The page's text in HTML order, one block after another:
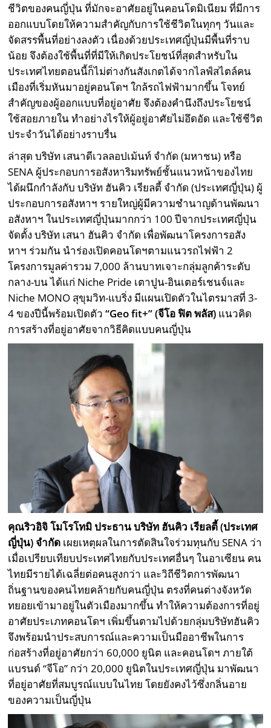
ชีวิตของคนญี่ปุ่น ที่มักจะอาศัยอยู่ในคอนโดมิเนียม ที่มีการ
ออกแบบโดยให้ความสำคัญกับการใช้ชีวิตในทุกๆ วันและ
จัดสรรพื้นที่อย่างลงตัว เนื่องด้วยประเทศญี่ปุ่นมีพื้นที่ราบ
น้อย จึงต้องใช้พื้นที่ที่มีให้เกิดประโยชน์ที่สุดสำหรับใน
ประเทศไทยตอนนี้ก็ไม่ต่างกันสังเกตได้จากไลฟ์สไตล์คน
เมืองที่เริ่มหันมาอยู่คอนโดฯ ใกล้รถไฟฟ้ามากขึ้น โจทย์
สำคัญของผู้ออกแบบที่อยู่อาศัย จึงต้องคำนึงถึงประโยชน์
ใช้สอยภายใน ทำอย่างไรให้ผู้อยู่อาศัยไม่อึดอัด และใช้ชีวิต
ประจำวันได้อย่างราบรื่น
ล่าสุด บริษัท เสนาดีเวลลอปเม้นท์ จำกัด (มหาชน) หรือ
SENA ผู้ประกอบการอสังหาริมทรัพย์ชั้นแนวหน้าของไทย
ได้ผนึกกำลังกับ บริษัท ฮันคิว เรียลตี้ จำกัด (ประเทศญี่ปุ่น) ผู้
ประกอบการอสังหาฯ รายใหญ่ผู้มีความชำนาญด้านพัฒนา
อสังหาฯ ในประเทศญี่ปุ่นมากกว่า 100 ปีจากประเทศญี่ปุ่น
จัดตั้ง บริษัท เสนา ฮันคิว จำกัด เพื่อพัฒนาโครงการอสัง
หาฯ ร่วมกัน นำร่องเปิดคอนโดฯตามแนวรถไฟฟ้า 2
โครงการมูลค่ารวม 7,000 ล้านบาทเจาะกลุ่มลูกค้าระดับ
กลาง-บน ได้แก่ Niche Pride เตาปูน-อินเตอร์เชนจ์และ
Niche MONO สุขุมวิท-แบริ่ง มีแผนเปิดตัวในไตรมาสที่ 3-
4 ของปีนี้พร้อมเปิดตัว“Geo fit+” (จีโอ ฟิต พลัส) แนวคิด
การสร้างที่อยู่อาศัยจากวิธีคิดแบบคนญี่ปุ่น
คุณริวอิจิ โมโรโทมิ ประธาน บริษัท ฮันคิว เรียลตี้ (ประเทศ
ญี่ปุ่น) จำกัด เผยเหตุผลในการตัดสินใจร่วมทุนกับ SENA ว่า
เมื่อเปรียบเทียบประเทศไทยกับประเทศอื่นๆ ในอาเซียน คน
ไทยมีรายได้เฉลี่ยต่อคนสูงกว่า และวิถีชีวิตการพัฒนา
ถิ่นฐานของคนไทยคล้ายกับคนญี่ปุ่น ตรงที่คนต่างจังหวัด
ทยอยเข้ามาอยู่ในตัวเมืองมากขึ้น ทำให้ความต้องการที่อยู่
อาศัยประเภทคอนโดฯ เพิ่มขึ้นตามไปด้วยกลุ่มบริษัทฮันคิว
จึงพร้อมนำประสบการณ์และความเป็นมืออาชีพในการ
ก่อสร้างที่อยู่อาศัยกว่า 60,000 ยูนิต และคอนโดฯ ภายใต้
แบรนด์ “จีโอ” กว่า 20,000 ยูนิตในประเทศญี่ปุ่น มาพัฒนา
ที่อยู่อาศัยที่สมบูรณ์แบบในไทย โดยยังคงไว้ซึ่งกลิ่นอาย
ของความเป็นญี่ปุ่น